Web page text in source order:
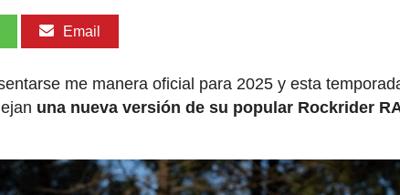
Email
me manera oficial para 2025 y esta
una nueva versión de su popular Rockrider